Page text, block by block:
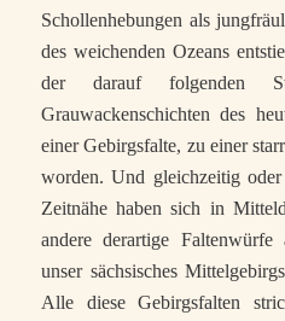
Schollenhebungen als
des weichenden Ozeans
der darauf folgenden
Grauwackenschichten des
einer Gebirgsfalte, zu einer
worden. Und gleichzeitig
Zeitnähe haben sich in
andere derartige Faltenwürfe
unser sächsisches
Alle diese Gebirgsfalten